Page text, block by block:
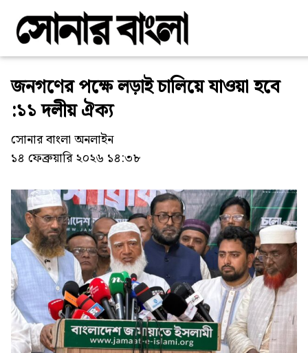
জনগণের পক্ষে লড়াই চালিয়ে যাওয়া হবে
:১১ দলীয় ঐক্য
সোনার বাংলা অনলাইন
১৪ ফেব্রুয়ারি ২০২৬ ১৪:৩৮